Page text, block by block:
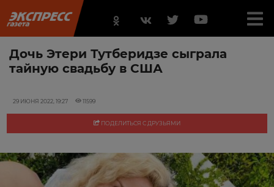
Дочь Этери Тутберидзе сыграла
тайную свадьбу в США
29 ИЮНЯ 2022, 19:27 11599
ПОДЕЛИТЬСЯ С ДРУЗЬЯМИ